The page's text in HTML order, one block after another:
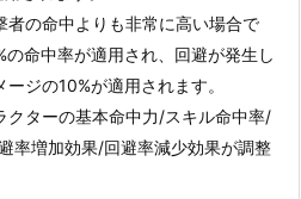
者の命中よりも非常に高い場合で
の命中率が適用され、回避が発生し
ジの10%が適用されます。
クターの基本命中力/スキル命中率/
率増加効果/回避率減少効果が調整